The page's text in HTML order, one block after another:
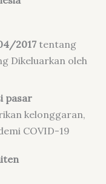
2017tentang
Dikeluarkan oleh
pasar
kelonggaran,
COVID-19